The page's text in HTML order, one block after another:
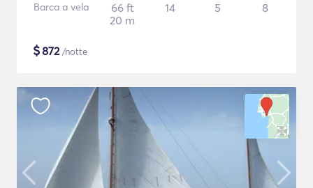
Barca a vela
66 ft
20 m
14 5 8
$872/notte